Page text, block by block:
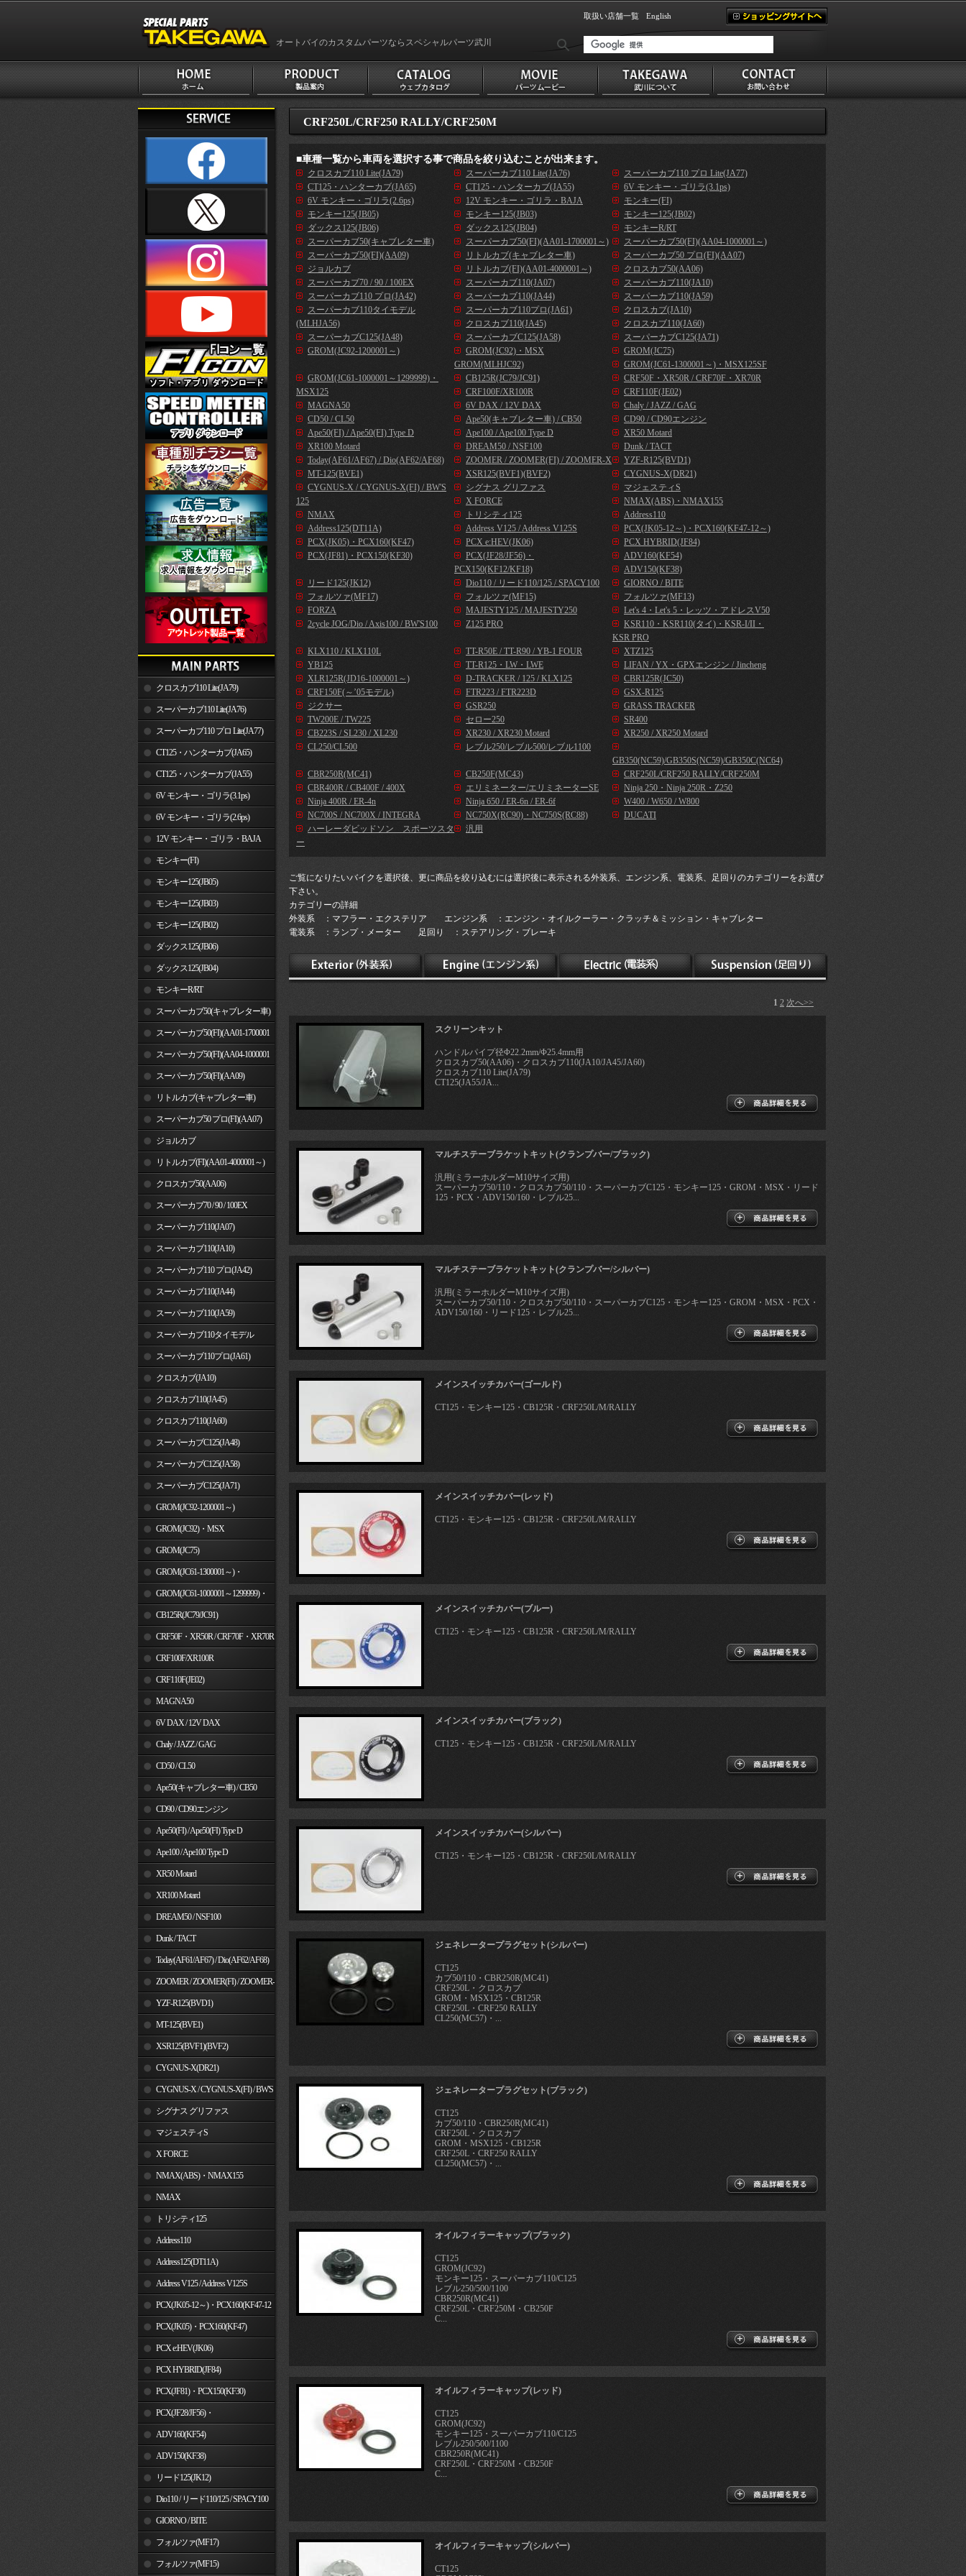
オートバイのカスタムパーツならスペシャルパーツ武川
取扱い店舗一覧 English
クロスカブ110 Lite(JA79)
スーパーカブ110 Lite(JA76)
スーパーカブ110 プロ Lite(JA77)
CT125・ハンターカブ(JA65)
CT125・ハンターカブ(JA55)
6V モンキー・ゴリラ(3.1ps)
6V モンキー・ゴリラ(2.6ps)
12V モンキー・ゴリラ・BAJA
モンキー(FI)
モンキー125(JB05)
モンキー125(JB03)
モンキー125(JB02)
ダックス125(JB06)
ダックス125(JB04)
モンキーR/RT
スーパーカブ50(キャブレター車)
スーパーカブ50(FI)(AA01-1700001
～) スーパーカブ50(FI)(AA04-1000001
～) スーパーカブ50(FI)(AA09)
リトルカブ(キャブレター車)
スーパーカブ50 プロ(FI)(AA07)
ジョルカブ
リトルカブ(FI)(AA01-4000001～)
クロスカブ50(AA06)
スーパーカブ70 / 90 / 100EX
スーパーカブ110(JA07)
スーパーカブ110(JA10)
スーパーカブ110 プロ(JA42)
スーパーカブ110(JA44)
スーパーカブ110(JA59)
スーパーカブ110タイモデル
(MLHJA56)
スーパーカブ110プロ(JA61)
クロスカブ(JA10)
クロスカブ110(JA45)
クロスカブ110(JA60)
スーパーカブC125(JA48)
スーパーカブC125(JA58)
スーパーカブC125(JA71)
GROM(JC92-1200001～)
GROM(JC92)・MSX
GROM(MLHJC92)
GROM(JC75)
GROM(JC61-1300001～)・
MSX125SF
GROM(JC61-1000001～1299999)・
MSX125CB125R(JC79/JC91)
CRF50F・XR50R / CRF70F・XR70R
CRF100F/XR100R
CRF110F(JE02)
MAGNA50
6V DAX / 12V DAX
Chaly / JAZZ / GAG
CD50 / CL50
Ape50(キャブレター車) / CB50
CD90 / CD90エンジン
Ape50(FI) / Ape50(FI) Type D
Ape100 / Ape100 Type D
XR50 Motard
XR100 Motard
DREAM50 / NSF100
Dunk / TACT
Today(AF61/AF67) / Dio(AF62/AF68)
ZOOMER / ZOOMER(FI) / ZOOMER-
YZF-R125(BVD1)
MT-125(BVE1)
XSR125(BVF1)(BVF2)
CYGNUS-X(DR21)
CYGNUS-X / CYGNUS-X(FI) / BW'S
125 シグナス グリファス
マジェスティS
X FORCE
NMAX(ABS)・NMAX155
NMAX
トリシティ125
Address110
Address125(DT11A)
Address V125 / Address V125S
PCX(JK05-12～)・PCX160(KF47-12
～) PCX(JK05)・PCX160(KF47)
PCX e:HEV(JK06)
PCX HYBRID(JF84)
PCX(JF81)・PCX150(KF30)
PCX(JF28/JF56)・
PCX150(KF12/KF18)
ADV160(KF54)
ADV150(KF38)
リード125(JK12)
Dio110 / リード110/125 / SPACY100
GIORNO / BITE
フォルツァ(MF17)
フォルツァ(MF15)
CRF250L/CRF250 RALLY/CRF250M
■車種一覧から車両を選択する事で商品を絞り込むことが出来ます。
クロスカブ110 Lite(JA79) スーパーカブ110 Lite(JA76)
スーパーカブ110 プロ Lite(JA77)
CT125・ハンターカブ(JA65)
CT125・ハンターカブ(JA55)
6V モンキー・ゴリラ(3.1ps)
6V モンキー・ゴリラ(2.6ps)
12V モンキー・ゴリラ・BAJA
モンキー(FI)
モンキー125(JB05)
モンキー125(JB03)
モンキー125(JB02)
ダックス125(JB06)
ダックス125(JB04)
モンキーR/RT
スーパーカブ50(キャブレター車)
スーパーカブ50(FI)(AA01-1700001～)
スーパーカブ50(FI)(AA04-1000001～)
スーパーカブ50(FI)(AA09)
リトルカブ(キャブレター車)
スーパーカブ50 プロ(FI)(AA07)
ジョルカブ
リトルカブ(FI)(AA01-4000001～)
クロスカブ50(AA06)
スーパーカブ70 / 90 / 100EX
スーパーカブ110(JA07)
スーパーカブ110(JA10)
スーパーカブ110 プロ(JA42)
スーパーカブ110(JA44)
スーパーカブ110(JA59)
スーパーカブ110タイモデル
(MLHJA56)
スーパーカブ110プロ(JA61)
クロスカブ(JA10)
クロスカブ110(JA45)
クロスカブ110(JA60)
スーパーカブC125(JA48)
スーパーカブC125(JA58)
スーパーカブC125(JA71)
GROM(JC92-1200001～)
GROM(JC92)・MSX
GROM(MLHJC92)
GROM(JC75)
GROM(JC61-1300001～)・MSX125SF
GROM(JC61-1000001～1299999)・
MSX125
CB125R(JC79/JC91)
CRF50F・XR50R / CRF70F・XR70R
CRF100F/XR100R
CRF110F(JE02)
MAGNA50
6V DAX / 12V DAX
Chaly / JAZZ / GAG
CD50 / CL50
Ape50(キャブレター車) / CB50
CD90 / CD90エンジン
Ape50(FI) / Ape50(FI) Type D
Ape100 / Ape100 Type D
XR50 Motard
XR100 Motard
DREAM50 / NSF100
Dunk / TACT
Today(AF61/AF67) / Dio(AF62/AF68)
ZOOMER / ZOOMER(FI) / ZOOMER-X
YZF-R125(BVD1)
MT-125(BVE1)
XSR125(BVF1)(BVF2)
CYGNUS-X(DR21)
CYGNUS-X / CYGNUS-X(FI) / BW'S
125
シグナス グリファス
マジェスティS
X FORCE
NMAX(ABS)・NMAX155
NMAX
トリシティ125
Address110
Address125(DT11A)
Address V125 / Address V125S
PCX(JK05-12～)・PCX160(KF47-12～)
PCX(JK05)・PCX160(KF47)
PCX e:HEV(JK06)
PCX HYBRID(JF84)
PCX(JF81)・PCX150(KF30)
PCX(JF28/JF56)・
PCX150(KF12/KF18)
ADV160(KF54)
ADV150(KF38)
リード125(JK12)
Dio110 / リード110/125 / SPACY100
GIORNO / BITE
フォルツァ(MF17)
フォルツァ(MF15)
フォルツァ(MF13)
FORZA
MAJESTY125 / MAJESTY250
Let's 4・Let's 5・レッツ・アドレスV50
2cycle JOG/Dio / Axis100 / BW'S100
Z125 PRO
KSR110・KSR110(タイ)・KSR-I/II・
KSR PRO
KLX110 / KLX110L
TT-R50E / TT-R90 / YB-1 FOUR
XTZ125
YB125
TT-R125・LW・LWE
LIFAN / YX・GPXエンジン / Jincheng
XLR125R(JD16-1000001～)
D-TRACKER / 125 / KLX125
CBR125R(JC50)
CRF150F(～’05モデル)
FTR223 / FTR223D
GSX-R125
ジクサー
GSR250
GRASS TRACKER
TW200E / TW225
セロー250
SR400
CB223S / SL230 / XL230
XR230 / XR230 Motard
XR250 / XR250 Motard
CL250/CL500
レブル250/レブル500/レブル1100
GB350(NC59)/GB350S(NC59)/GB350C(NC64)
CBR250R(MC41)
CB250F(MC43)
CRF250L/CRF250 RALLY/CRF250M
CBR400R / CB400F / 400X
エリミネーター/エリミネーターSE
Ninja 250・Ninja 250R・Z250
Ninja 400R / ER-4n
Ninja 650 / ER-6n / ER-6f
W400 / W650 / W800
NC700S / NC700X / INTEGRA
NC750X(RC90)・NC750S(RC88)
DUCATI
ハーレーダビッドソン スポーツスタ
ー
汎用
ご覧になりたいバイクを選択後、更に商品を絞り込むには選択後に表示される外装系、エンジン系、電装系、足回りのカテゴリーをお選び
下さい。
カテゴリーの詳細
外装系 ：マフラー・エクステリア エンジン系 ：エンジン・オイルクーラー・クラッチ＆ミッション・キャブレター
電装系 ：ランプ・メーター 足回り ：ステアリング・ブレーキ
1 2 次へ>>
スクリーンキット
ハンドルパイプ径Φ22.2mm/Φ25.4mm用
クロスカブ50(AA06)・クロスカブ110(JA10/JA45/JA60)
クロスカブ110 Lite(JA79)
CT125(JA55/JA...
マルチステーブラケットキット(クランプバー/ブラック)
汎用(ミラーホルダーM10サイズ用)
スーパーカブ50/110・クロスカブ50/110・スーパーカブC125・モンキー125・GROM・MSX・リード
125・PCX・ADV150/160・レブル25...
マルチステーブラケットキット(クランプバー/シルバー)
汎用(ミラーホルダーM10サイズ用)
スーパーカブ50/110・クロスカブ50/110・スーパーカブC125・モンキー125・GROM・MSX・PCX・
ADV150/160・リード125・レブル25...
メインスイッチカバー(ゴールド)
CT125・モンキー125・CB125R・CRF250L/M/RALLY
メインスイッチカバー(レッド)
CT125・モンキー125・CB125R・CRF250L/M/RALLY
メインスイッチカバー(ブルー)
CT125・モンキー125・CB125R・CRF250L/M/RALLY
メインスイッチカバー(ブラック)
CT125・モンキー125・CB125R・CRF250L/M/RALLY
メインスイッチカバー(シルバー)
CT125・モンキー125・CB125R・CRF250L/M/RALLY
ジェネレータープラグセット(シルバー)
CT125
カブ50/110・CBR250R(MC41)
CRF250L・クロスカブ
GROM・MSX125・CB125R
CRF250L・CRF250 RALLY
CL250(MC57)・...
ジェネレータープラグセット(ブラック)
CT125
カブ50/110・CBR250R(MC41)
CRF250L・クロスカブ
GROM・MSX125・CB125R
CRF250L・CRF250 RALLY
CL250(MC57)・...
オイルフィラーキャップ(ブラック)
CT125
GROM(JC92)
モンキー125・スーパーカブ110/C125
レブル250/500/1100
CBR250R(MC41)
CRF250L・CRF250M・CB250F
C...
オイルフィラーキャップ(レッド)
CT125
GROM(JC92)
モンキー125・スーパーカブ110/C125
レブル250/500/1100
CBR250R(MC41)
CRF250L・CRF250M・CB250F
C...
オイルフィラーキャップ(シルバー)
CT125